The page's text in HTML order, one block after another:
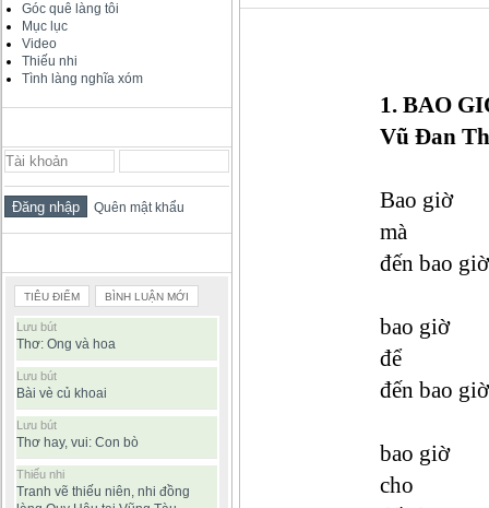
Góc quê làng tôi
Mục lục
Video
Thiếu nhi
Tình làng nghĩa xóm
Quên mật khẩu
TIÊU ĐIỂM BÌNH LUẬN MỚI
Lưu bút
Thơ: Ong và hoa
Lưu bút
Bài vè củ khoai
Lưu bút
Thơ hay, vui: Con bò
Thiếu nhi
Tranh vẽ thiếu niên, nhi đồng
1. BAO
Vũ Đan
Bao giờ
mà
đến bao
bao giờ
để
đến bao
bao giờ
cho